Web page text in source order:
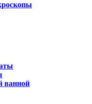
ванной